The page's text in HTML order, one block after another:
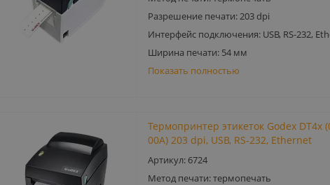
Разрешение печати: 203 dpi
Интерфейс подключения: USB, RS-232,
Ширина печати: 54 мм
Показать полностью
Термопринтер этикеток Godex DT4x
00A) 203 dpi, USB, RS-232, Ethernet
Артикул: 6724
Метод печати: термопечать